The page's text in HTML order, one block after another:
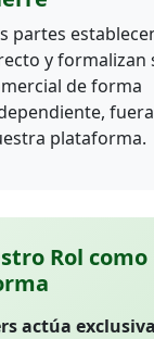
partes
y formalizan
de forma
plataforma.
Rol como
actúa